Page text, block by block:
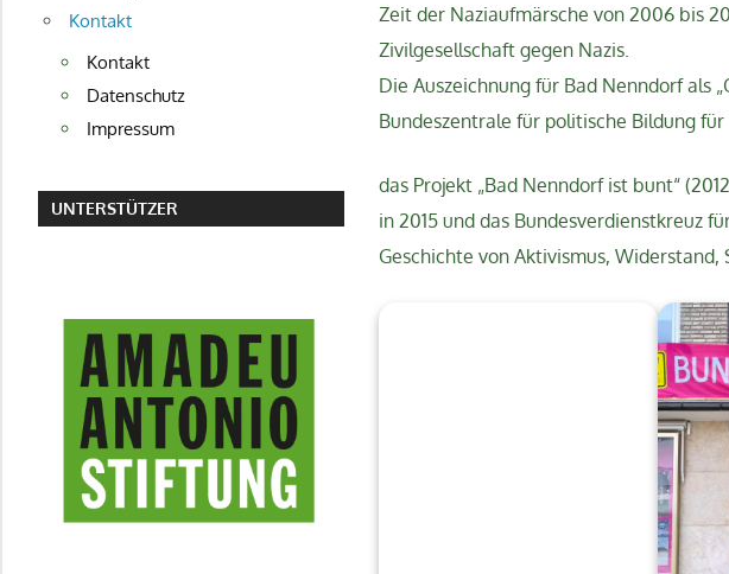
Zeit der Naziaufmärsche von 2006 bis
Zivilgesellschaft gegen Nazis.
Die Auszeichnung für Bad Nenndorf als
Bundeszentrale für politische Bildung für
das Projekt „Bad Nenndorf ist bunt“
in 2015 und das Bundesverdienstkreuz
Geschichte von Aktivismus,
Kontakt
Kontakt
Datenschutz
Impressum
UNTERSTÜTZER